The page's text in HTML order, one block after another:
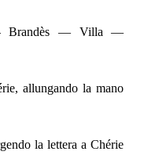
Brandès — Villa —
allungando la mano
la lettera a Chérie